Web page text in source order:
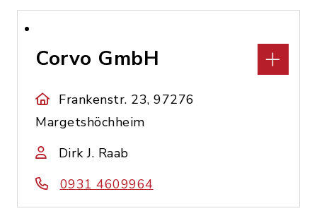
Corvo GmbH
Frankenstr. 23, 97276
Margetshöchheim
Dirk J. Raab
0931 4609964